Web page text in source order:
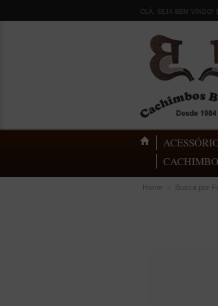
OLÁ, SEJA BEM VINDO!
Home Busca por